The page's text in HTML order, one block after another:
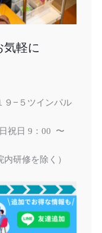
気軽に
９−５ツインパル
祝日 9：00 〜
研修を除く）